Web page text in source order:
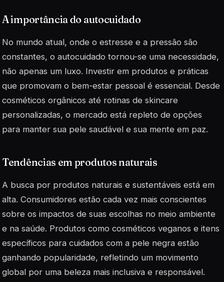
A importância do autocuidado
No mundo atual, onde o estresse e a pressão são
constantes, o autocuidado tornou-se uma necessidade,
não apenas um luxo. Investir em produtos e práticas
que promovam o bem-estar pessoal é essencial. Desde
cosméticos orgânicos até rotinas de skincare
personalizadas, o mercado está repleto de opções
para manter sua pele saudável e sua mente em paz.
Tendências em produtos naturais
A busca por produtos naturais e sustentáveis está em
alta. Consumidores estão cada vez mais conscientes
sobre os impactos de suas escolhas no meio ambiente
e na saúde. Produtos como cosméticos veganos e itens
específicos para cuidados com a pele negra estão
ganhando popularidade, refletindo um movimento
global por uma beleza mais inclusiva e responsável.